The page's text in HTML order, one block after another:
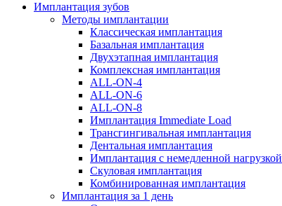
Имплантация зубов
Методы имплантации
Классическая имплантация
Базальная имплантация
Двухэтапная имплантация
Комплексная имплантация
ALL-ON-4
ALL-ON-6
ALL-ON-8
Имплантация Immediate Load
Трансгингивальная имплантация
Дентальная имплантация
Имплантация с немедленной нагрузкой
Скуловая имплантация
Комбинированная имплантация
Имплантация за 1 день